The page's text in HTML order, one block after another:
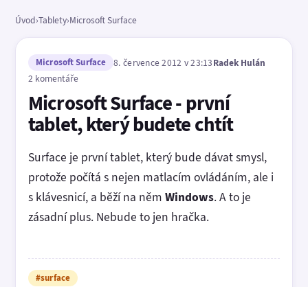
Úvod›Tablety›Microsoft Surface
Microsoft Surface 8. července 2012 v 23:13Radek Hulán
2 komentáře
Microsoft Surface - první
tablet, který budete chtít
Surface je první tablet, který bude dávat smysl,
protože počítá s nejen matlacím ovládáním, ale i
s klávesnicí, a běží na něm Windows. A to je
zásadní plus. Nebude to jen hračka.
#surface